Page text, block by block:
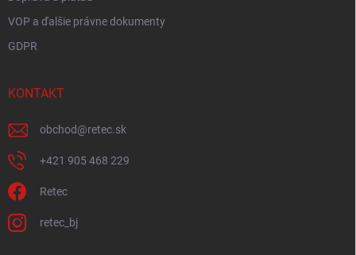
VOP a ďalšie právne dokumenty
GDPR
KONTAKT
obchod@retec.sk
+421 905 468 229
Retec
retec_bj